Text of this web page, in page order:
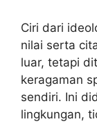
Ciri dari
nilai serta
luar, tetapi
keragaman
sendiri. Ini
lingkungan,